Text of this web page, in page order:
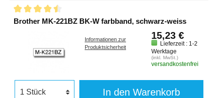
Brother MK-221BZ BK-W farbband, schwarz-weiss
Informationen zur
Produktsicherheit
15,23 €
Lieferzeit : 1-2
Werktage
(inkl. MwSt.)
versandkostenfrei
In den Warenkorb